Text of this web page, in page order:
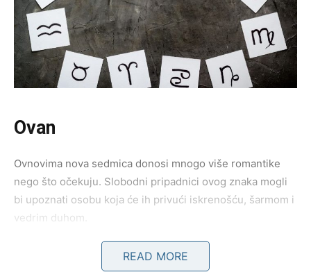
Ovan
Ovnovima nova sedmica donosi mnogo više romantike
nego što očekuju. Slobodni pripadnici ovog znaka mogli
bi upoznati osobu koja će ih privući iskrenošću, šarmom i
vedrim duhom.
Zauzeti Ovnovi rešavaju nesporazume i ulaze u mnogo
mirniji period sa partnerom.
READ MORE